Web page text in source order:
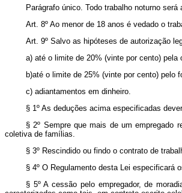
Parágrafo único. Todo trabalho noturno
Art. 8º Ao menor de 18 anos é vedado o
Art. 9º Salvo as hipóteses de autorização
a) até o limite de 20% (vinte por cento) pela
b)até o limite de 25% (vinte por cento) pelo
c) adiantamentos em dinheiro.
§ 1º As deduções acima especificadas
§ 2º Sempre que mais de um empregado
coletiva de famílias.
§ 3º Rescindido ou findo o contrato de
§ 4º O Regulamento desta Lei especificará
§ 5º A cessão pelo empregador, de